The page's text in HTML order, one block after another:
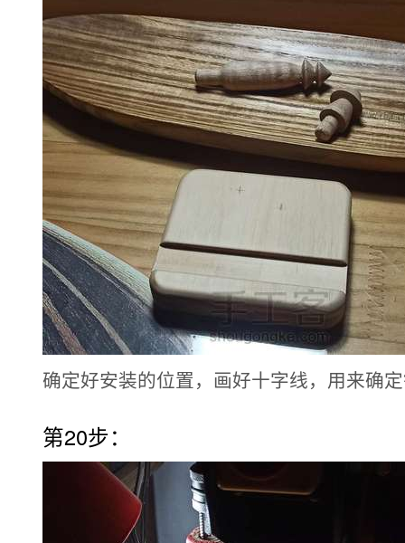
确定好安装的位置，画好十字线，用来确
第20步：